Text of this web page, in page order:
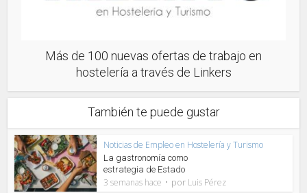
Más de 100 nuevas ofertas de trabajo en
hostelería a través de Linkers
También te puede gustar
Noticias de Empleo en Hostelería y Turismo
La gastronomía como
estrategia de Estado
3 semanas hace por Luis Pérez